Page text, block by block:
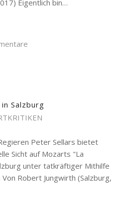
Eigentlich bin…
Salzburg
Peter Sellars bietet
Sicht auf Mozarts "La
unter tatkräftiger Mithilfe
Robert Jungwirth (Salzburg,